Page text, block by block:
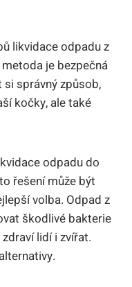
likvidace odpadu z
je bezpečná
správný způsob,
kočky, ale také
odpadu do
řešení může být
volba. Odpad z
škodlivé bakterie
lidí i zvířat.